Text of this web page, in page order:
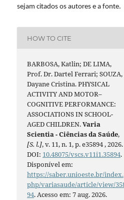
sejam citados os autores e a fonte.
HOW TO CITE
BARBOSA, Katlin; DE LIMA,
Prof. Dr. Dartel Ferrari; SOUZA,
Dayane Cristina. PHYSICAL
ACTIVITY AND MOTOR–
COGNITIVE PERFORMANCE:
ASSOCIATIONS IN SCHOOL-
AGED CHILDREN.Varia
Scientia - Ciências da Saúde,
[S. l.], v. 11, n. 1, p. e35894 , 2026.
DOI: 10.48075/vscs.v11i1.35894.
Disponível em:
https://saber.unioeste.br/index.
php/variasaude/article/view/
94. Acesso em: 7 aug. 2026.